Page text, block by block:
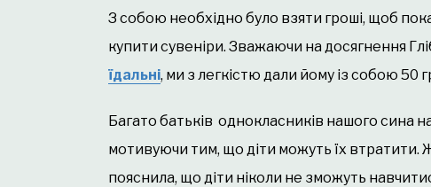
З собою необхідно було взяти гроші, щоб
купити сувеніри. Зважаючи на досягнення
їдальні, ми з легкістю дали йому із собою 50
Багато батьків однокласників нашого сина
мотивуючи тим, що діти можуть їх втратити.
пояснила, що діти ніколи не зможуть